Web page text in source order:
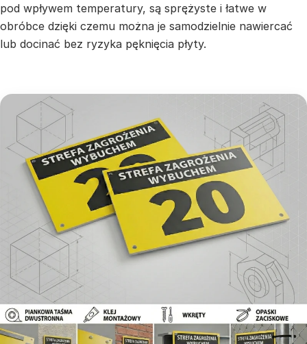
pod wpływem temperatury, są sprężyste i łatwe w
obróbce dzięki czemu można je samodzielnie nawiercać
lub docinać bez ryzyka pęknięcia płyty.